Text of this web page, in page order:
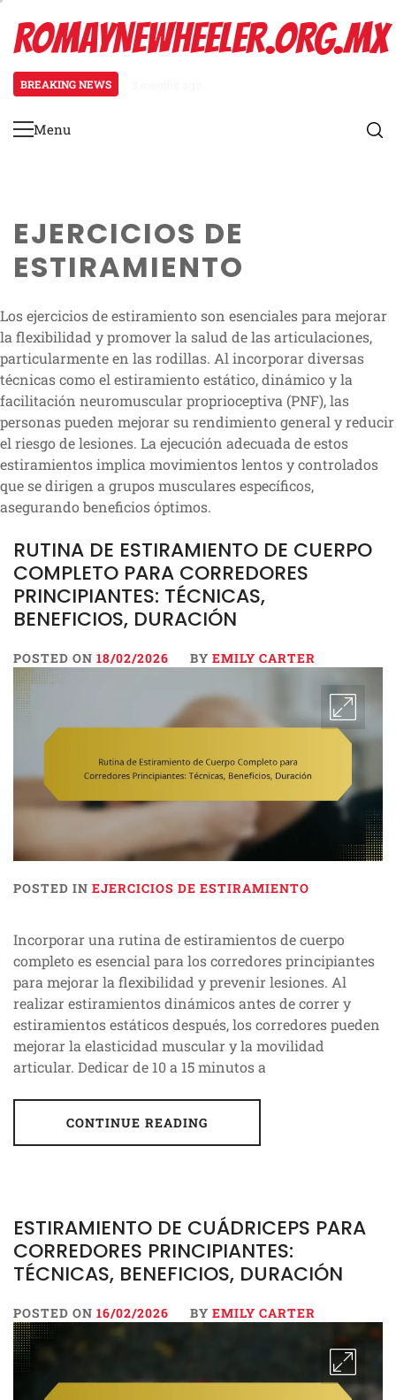
content
ROMAYNEWHEELER.ORG.MX
BREAKING NEWS
Primary
Menu
EJERCICIOS DE
ESTIRAMIENTO
Los ejercicios de estiramiento son esenciales para mejorar
la flexibilidad y promover la salud de las articulaciones,
particularmente en las rodillas. Al incorporar diversas
técnicas como el estiramiento estático, dinámico y la
facilitación neuromuscular proprioceptiva (PNF), las
personas pueden mejorar su rendimiento general y reducir
el riesgo de lesiones. La ejecución adecuada de estos
estiramientos implica movimientos lentos y controlados
que se dirigen a grupos musculares específicos,
asegurando beneficios óptimos.
RUTINA DE ESTIRAMIENTO DE CUERPO
COMPLETO PARA CORREDORES
PRINCIPIANTES: TÉCNICAS,
BENEFICIOS, DURACIÓN
POSTED ON 18/02/2026 BY EMILY CARTER
POSTED IN EJERCICIOS DE ESTIRAMIENTO
Incorporar una rutina de estiramientos de cuerpo
completo es esencial para los corredores principiantes
para mejorar la flexibilidad y prevenir lesiones. Al
realizar estiramientos dinámicos antes de correr y
estiramientos estáticos después, los corredores pueden
mejorar la elasticidad muscular y la movilidad
articular. Dedicar de 10 a 15 minutos a
CONTINUE READING
ESTIRAMIENTO DE CUÁDRICEPS PARA
CORREDORES PRINCIPIANTES:
TÉCNICAS, BENEFICIOS, DURACIÓN
POSTED ON 16/02/2026 BY EMILY CARTER